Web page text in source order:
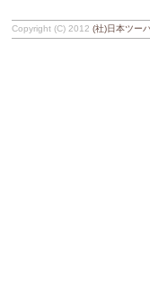
Copyright (C) 2012 (社)日本ツー